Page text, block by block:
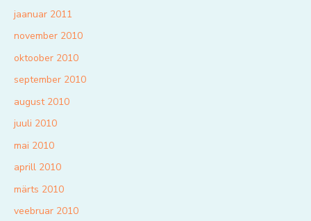
jaanuar 2011
november 2010
oktoober 2010
september 2010
august 2010
juuli 2010
mai 2010
aprill 2010
märts 2010
veebruar 2010